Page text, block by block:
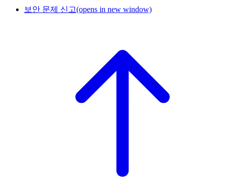
보안 문제 신고(opens in new window)